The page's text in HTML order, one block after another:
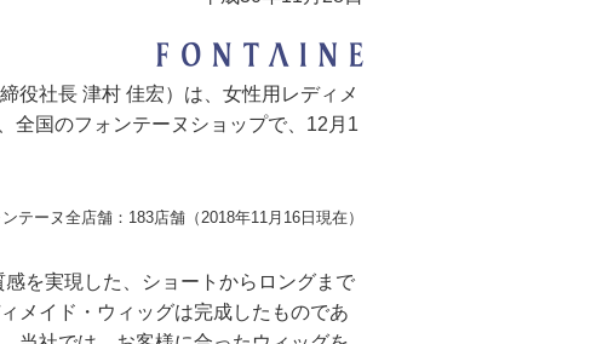
役社長 津村 佳宏）は、女性用レディメ
全国のフォンテーヌショップで、12月1
テーヌ全店舗：183店舗（2018年11月16日現在）
を実現した、ショートからロングまで
メイド・ウィッグは完成したものであ